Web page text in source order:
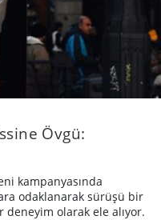
Övgü:
kampanyasında
odaklanarak sürüşü bir
deneyim olarak ele alıyor.